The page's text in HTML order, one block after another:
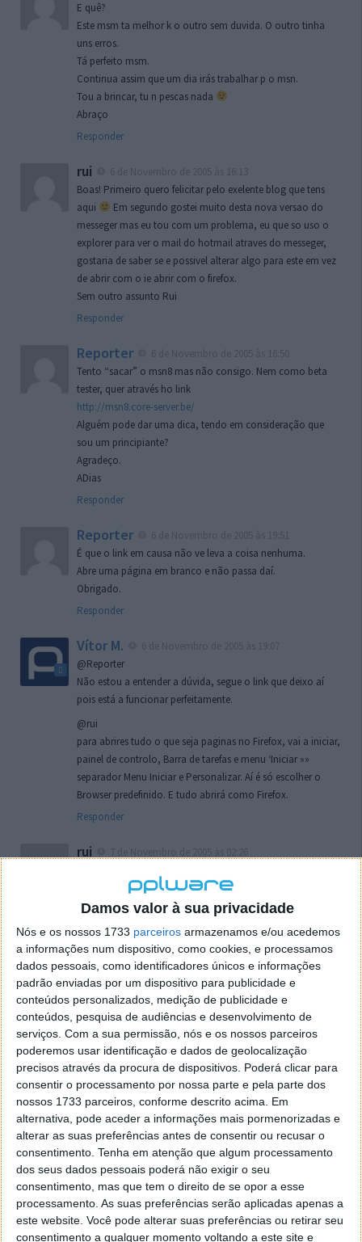
Damos valor à sua privacidade
Nós e os nossos 1733 parceiros armazenamos e/ou acedemos
a informações num dispositivo, como cookies, e processamos
dados pessoais, como identificadores únicos e informações
padrão enviadas por um dispositivo para publicidade e
conteúdos personalizados, medição de publicidade e
conteúdos, pesquisa de audiências e desenvolvimento de
serviços. Com a sua permissão, nós e os nossos parceiros
poderemos usar identificação e dados de geolocalização
precisos através da procura de dispositivos. Poderá clicar para
consentir o processamento por nossa parte e pela parte dos
nossos 1733 parceiros, conforme descrito acima. Em
alternativa, pode aceder a informações mais pormenorizadas e
alterar as suas preferências antes de consentir ou recusar o
consentimento. Tenha em atenção que algum processamento
dos seus dados pessoais poderá não exigir o seu
consentimento, mas que tem o direito de se opor a esse
processamento. As suas preferências serão aplicadas apenas a
este website. Você pode alterar suas preferências ou retirar seu
consentimento a qualquer momento voltando a este site e
E quê?
Este msm ta melhor k o outro sem duvida. O outro tinha
uns erros.
Tá perfeito msm.
Continua assim que um dia irás trabalhar p o msn.
Tou a brincar, tu n pescas nada
Abraço
Responder
rui
Boas! Primeiro quero felicitar pelo exelente blog que tens
aqui
Em segundo gostei muito desta nova versao do
messeger mas eu tou com um problema, eu que so uso o
explorer para ver o mail do hotmail atraves do messeger,
gostaria de saber se e possivel alterar algo para este em vez
de abrir com o ie abrir com o firefox.
Sem outro assunto Rui
Responder
Reporter
Tento “sacar” o msn8 mas não consigo. Nem como beta
tester, quer através ho link
http://msn8.core-server.be/
Alguém pode dar uma dica, tendo em consideração que
sou um principiante?
Agradeço.
ADias
Responder
Reporter
É que o link em causa não ve leva a coisa nenhuma.
Abre uma página em branco e não passa daí.
Obrigado.
Responder
Vítor M.
@Reporter
Não estou a entender a dúvida, segue o link que deixo aí
pois está a funcionar perfeitamente.
@rui
para abrires tudo o que seja paginas no Firefox, vai a iniciar,
painel de controlo, Barra de tarefas e menu ‘Iniciar »»
separador Menu Iniciar e Personalizar. Aí é só escolher o
Browser predefinido. E tudo abrirá como Firefox.
Responder
rui
localizaçao referida n se encontra la nada k me permita por
o firefox como browser predefenido
Ja percorri o painel
tentei apagar o explorer na tentativa de forçar o uso do
firefox mas em vao. Kaso te lembres de outra dica fico
agradecido, caso contrario obrigado a mesma
Responder
Vítor M.
7 de Novembro de 2005 às 01:39
@Reporter
Desculpa mas o link funciona. Seja como for segue por mail
o MSn Messenger 8.
Responder
Vítor M.
@Rui
Tens de encontrar o que te falei. Faz da seguinte maneira,
janela iniciar e no topo dessa janela com o botão direito do
rato faz propriedades. Depois no separador Menu ‘Iniciar’
clica no botão ‘Personalizar’ aí encontrarás no separador